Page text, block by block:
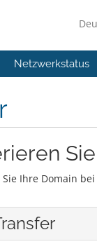
Netzwerkstatus
Ihre Domain